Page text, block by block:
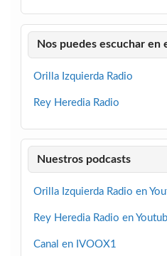
Nos puedes escuchar en
Orilla Izquierda Radio
Rey Heredia Radio
Nuestros podcasts
Orilla Izquierda Radio en
Rey Heredia Radio en
Canal en IVOOX1